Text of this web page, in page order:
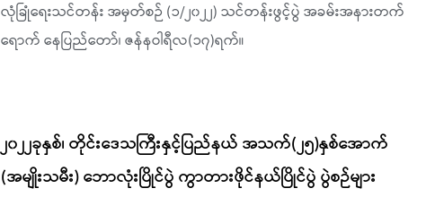
လုံခြုံရေးသင်တန်း အမှတ်စဉ် (၁/၂၀၂၂) သင်တန်းဖွင့်ပွဲ အခမ်းအနားတက်
ရောက် နေပြည်တော်၊ ဇန်နဝါရီလ(၁၇)ရက်။
၂၀၂၂ခုနှစ်၊ တိုင်းဒေသကြီးနှင့်ပြည်နယ် အသက်(၂၅)နှစ်အောက်
(အမျိုးသမီး) ဘောလုံးပြိုင်ပွဲ ကွာတားဖိုင်နယ်ပြိုင်ပွဲ ပွဲစဉ်များ